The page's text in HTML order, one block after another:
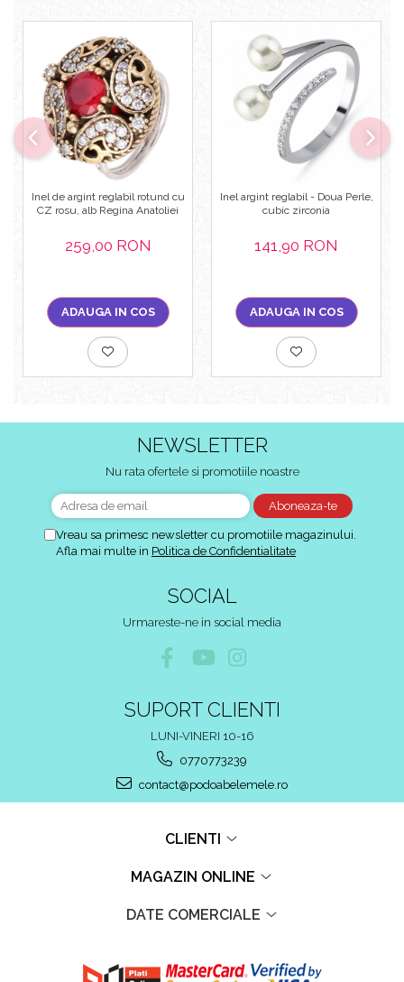
Inel de argint reglabil rotund cu
CZ rosu, alb Regina Anatoliei
259,00 RON
ADAUGA IN COS
Inel argint reglabil - Doua Perle,
cubic zirconia
141,90 RON
ADAUGA IN COS
NEWSLETTER
Nu rata ofertele si promotiile noastre
Vreau sa primesc newsletter cu promotiile magazinului.
Afla mai multe in Politica de Confidentialitate
SOCIAL
Urmareste-ne in social media
SUPORT CLIENTI
LUNI-VINERI 10-16
0770773239
contact@podoabelemele.ro
CLIENTI
MAGAZIN ONLINE
DATE COMERCIALE